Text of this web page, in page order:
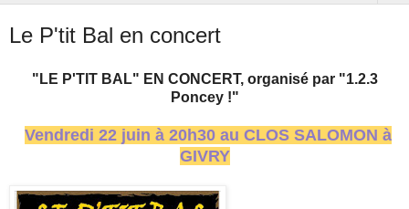
Le P'tit Bal en concert
"LE P'TIT BAL" EN CONCERT, organisé par "1.2.3
Poncey !"
Vendredi 22 juin à 20h30 au CLOS SALOMON à
GIVRY